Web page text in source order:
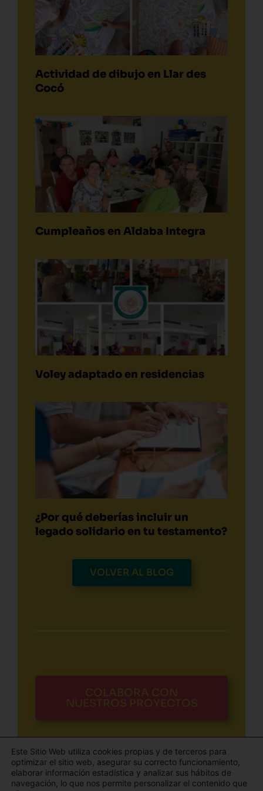
Actividad de dibujo en Llar des
Cocó
Cumpleaños en Aldaba Integra
Voley adaptado en residencias
¿Por qué deberías incluir un
legado solidario en tu testamento?
VOLVER AL BLOG
COLABORA CON
NUESTROS PROYECTOS
Este Sitio Web utiliza cookies propias y de terceros para
optimizar el sitio web, asegurar su correcto funcionamiento,
elaborar información estadística y analizar sus hábitos de
navegación, lo que nos permite personalizar el contenido que